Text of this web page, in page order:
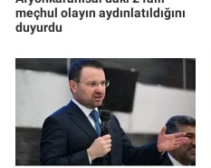
meçhul olayın aydınlatıldığını
duyurdu